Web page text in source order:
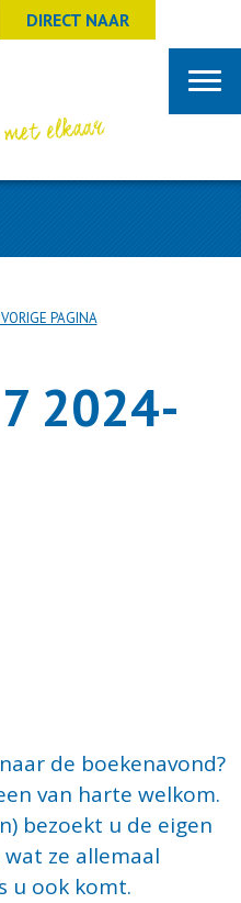
DIRECT NAAR
PAGINA
2024-
de boekenavond?
van harte welkom.
bezoekt u de eigen
ze allemaal
u ook komt.